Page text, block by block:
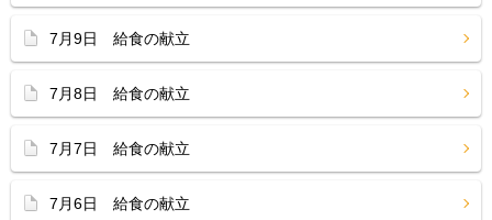
7月9日 給食の献立
7月8日 給食の献立
7月7日 給食の献立
7月6日 給食の献立